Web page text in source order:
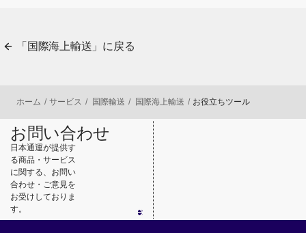
「国際海上輸送」に戻る
ホーム サービス 国際輸送 国際海上輸送 お役立ちツール
お問い合わせ
日本通運が提供す
る商品・サービス
に関する、お問い
合わせ・ご意見を
お受けしておりま
す。